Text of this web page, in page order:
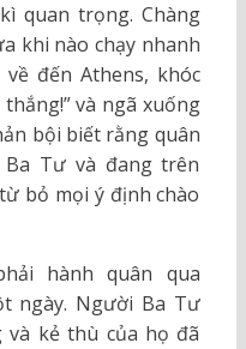
quan trọng. Chàng
khi nào chạy nhanh
đến Athens, khóc
và ngã xuống
bội biết rằng quân
Tư và đang trên
bỏ mọi ý định chào
hành quân qua
ngày. Người Ba Tư
và kẻ thù của họ đã